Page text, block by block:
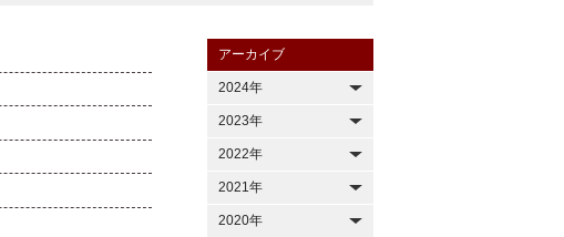
アーカイブ
2024年
2023年
2022年
2021年
2020年